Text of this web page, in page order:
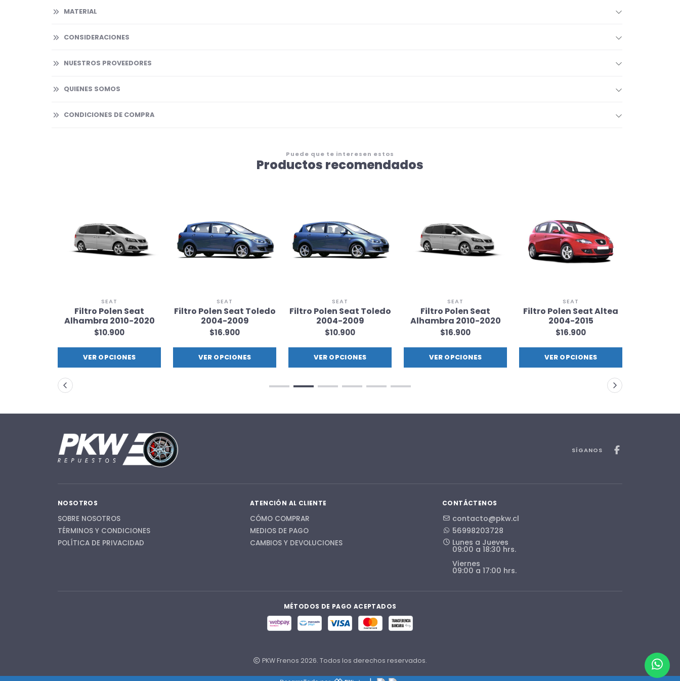
MATERIAL
CONSIDERACIONES
NUESTROS PROVEEDORES
QUIENES SOMOS
CONDICIONES DE COMPRA
Puede que te interesen estos
Productos recomendados
SEAT
Filtro Polen Seat
Alhambra 2010-2020
$10.900
VER OPCIONES
SEAT
Filtro Polen Seat Toledo
2004-2009
$16.900
VER OPCIONES
SEAT
Filtro Polen Seat Toledo
2004-2009
$10.900
VER OPCIONES
SEAT
Filtro Polen Seat
Alhambra 2010-2020
$16.900
VER OPCIONES
SEAT
Filtro Polen Seat Altea
2004-2015
$16.900
VER OPCIONES
SÍGANOS
NOSOTROS
SOBRE NOSOTROS
TÉRMINOS Y CONDICIONES
POLÍTICA DE PRIVACIDAD
ATENCIÓN AL CLIENTE
CÓMO COMPRAR
MEDIOS DE PAGO
CAMBIOS Y DEVOLUCIONES
CONTÁCTENOS
contacto@pkw.cl
56998203728
Lunes a Jueves
09:00 a 18:30 hrs.
Viernes
09:00 a 17:00 hrs.
MÉTODOS DE PAGO ACEPTADOS
PKW Frenos 2026. Todos los derechos reservados.